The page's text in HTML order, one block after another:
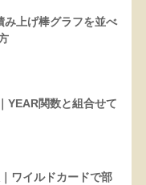
み上げ棒グラフを並べ
YEAR関数と組合せて
ワイルドカードで部